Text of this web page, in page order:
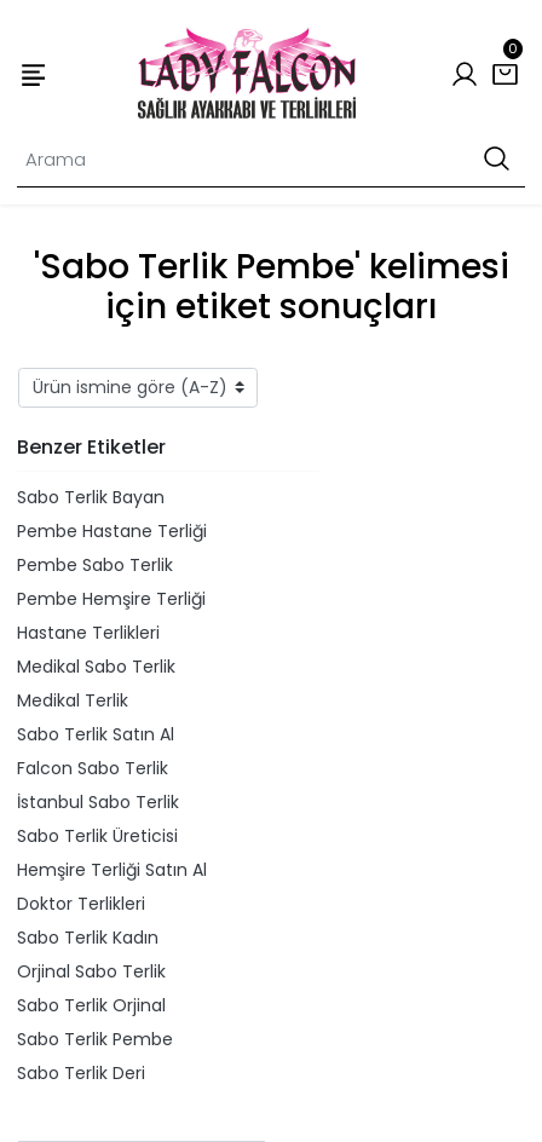
0
'Sabo Terlik Pembe' kelimesi
için etiket sonuçları
Benzer Etiketler
Sabo Terlik Bayan
Pembe Hastane Terliği
Pembe Sabo Terlik
Pembe Hemşire Terliği
Hastane Terlikleri
Medikal Sabo Terlik
Medikal Terlik
Sabo Terlik Satın Al
Falcon Sabo Terlik
İstanbul Sabo Terlik
Sabo Terlik Üreticisi
Hemşire Terliği Satın Al
Doktor Terlikleri
Sabo Terlik Kadın
Orjinal Sabo Terlik
Sabo Terlik Orjinal
Sabo Terlik Pembe
Sabo Terlik Deri